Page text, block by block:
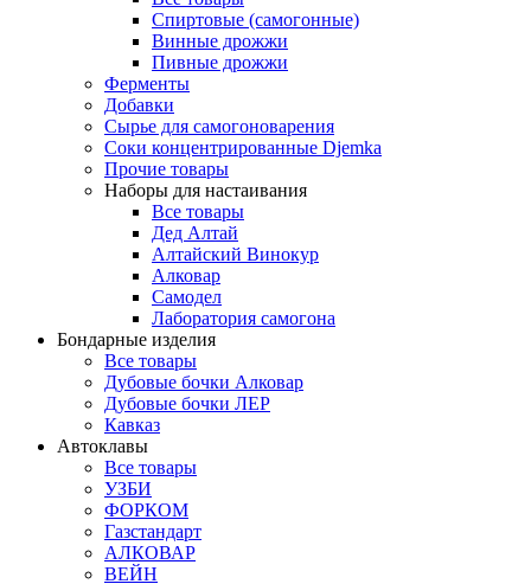
Спиртовые (самогонные)
Винные дрожжи
Пивные дрожжи
Ферменты
Добавки
Сырье для самогоноварения
Соки концентрированные Djemka
Прочие товары
Наборы для настаивания
Все товары
Дед Алтай
Алтайский Винокур
Алковар
Самодел
Лаборатория самогона
Бондарные изделия
Все товары
Дубовые бочки Алковар
Дубовые бочки ЛЕР
Кавказ
Автоклавы
Все товары
УЗБИ
ФОРКОМ
Газстандарт
АЛКОВАР
ВЕЙН